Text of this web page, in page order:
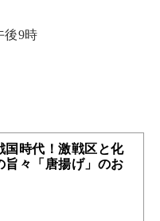
後9時
国時代！激戦区と化
旨々「唐揚げ」のお